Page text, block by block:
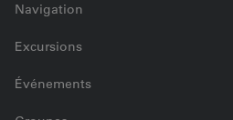
Navigation
Excursions
Événements